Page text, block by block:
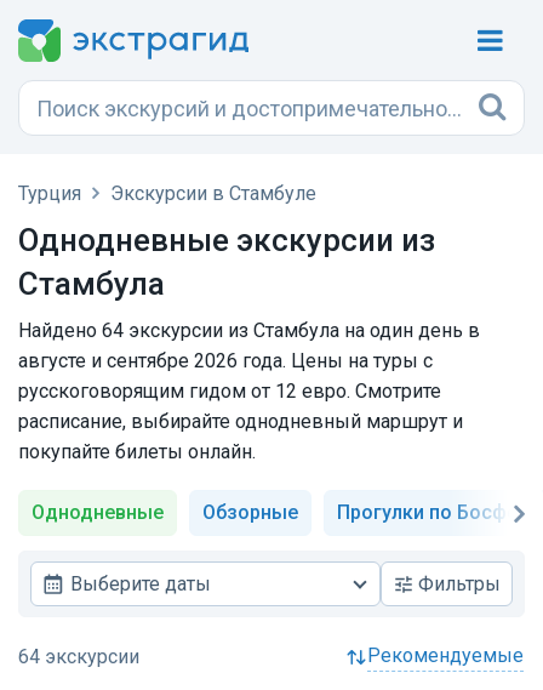
Турция Экскурсии в Стамбуле
Однодневные экскурсии из
Стамбула
Найдено 64 экскурсии из Стамбула на один день в
августе и сентябре 2026 года. Цены на туры с
русскоговорящим гидом от 12 евро. Смотрите
расписание, выбирайте однодневный маршрут и
покупайте билеты онлайн.
Однодневные Обзорные Прогулки по Босфору
Выберите даты Фильтры
рекомендуемые